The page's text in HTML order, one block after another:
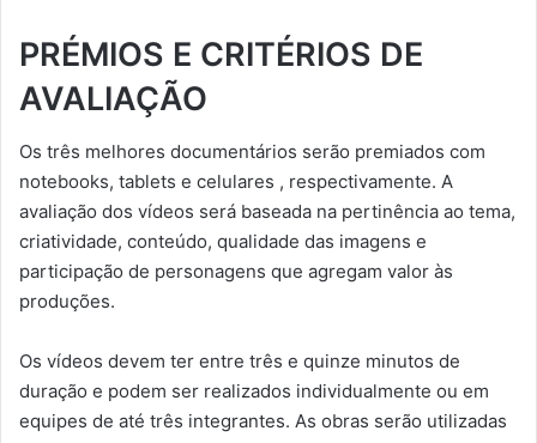
PRÉMIOS E CRITÉRIOS DE
AVALIAÇÃO
Os três melhores documentários serão premiados com
notebooks, tablets e celulares , respectivamente. A
avaliação dos vídeos será baseada na pertinência ao tema,
criatividade, conteúdo, qualidade das imagens e
participação de personagens que agregam valor às
produções.
Os vídeos devem ter entre três e quinze minutos de
duração e podem ser realizados individualmente ou em
equipes de até três integrantes. As obras serão utilizadas